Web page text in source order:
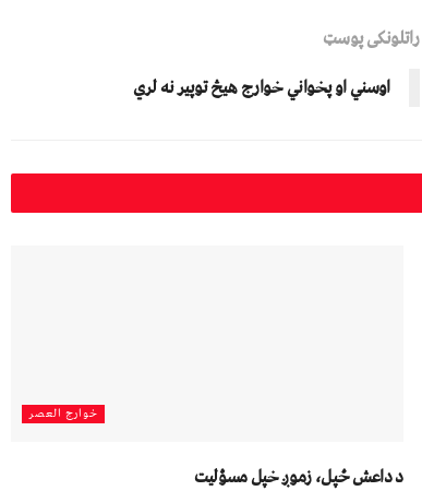
راتلونکی پوسټ
اوسني او پخواني خوارج هیڅ توپیر نه لري
خوارج العصر
د داعش ځپل، زموږ خپل مسؤلیت